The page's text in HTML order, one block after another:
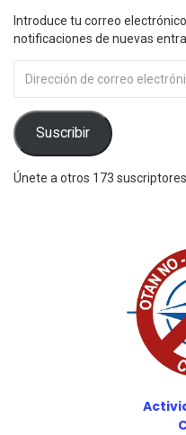
Introduce tu correo
notificaciones de nuevas
de
correo
electrónico
Suscribir
Únete a otros 173 suscriptores